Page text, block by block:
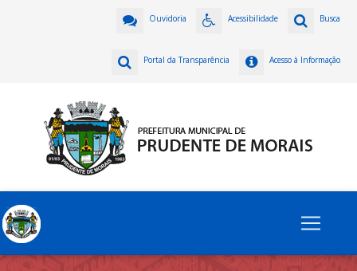
Busca
Acessibilidade
Ouvidoria
Acesso à Informação
Portal da Transparência